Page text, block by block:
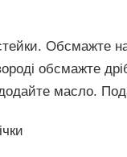
Обсмажте
обсмажте
масло.